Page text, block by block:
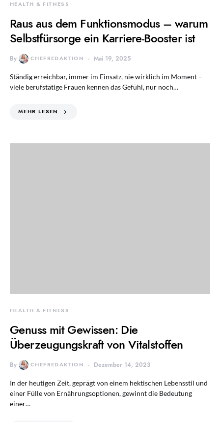
HEALTH & FITNESS
Raus aus dem Funktionsmodus – warum
Selbstfürsorge ein Karriere-Booster ist
By CHEFREDAKTION Mai 19, 2025
Ständig erreichbar, immer im Einsatz, nie wirklich im Moment –
viele berufstätige Frauen kennen das Gefühl, nur noch…
MEHR LESEN
HEALTH & FITNESS
Genuss mit Gewissen: Die
Überzeugungskraft von Vitalstoffen
By CHEFREDAKTION Dezember 14, 2023
In der heutigen Zeit, geprägt von einem hektischen Lebensstil und
einer Fülle von Ernährungsoptionen, gewinnt die Bedeutung
einer…